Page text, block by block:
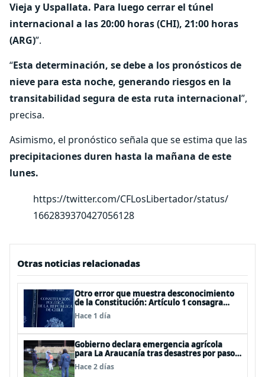
Vieja y Uspallata. Para luego cerrar el túnel
internacional a las 20:00 horas (CHI), 21:00 horas
(ARG)”.
“Esta determinación, se debe a los pronósticos de
nieve para esta noche, generando riesgos en la
transitabilidad segura de esta ruta internacional”,
precisa.
Asimismo, el pronóstico señala que se estima que las
precipitaciones duren hasta la mañana de este
lunes.
https://twitter.com/CFLosLibertador/status/
1662839370427056128
Otras noticias relacionadas
Otro error que muestra desconocimiento
de la Constitución: Artículo 1 consagra
resguardar la seguridad nacional y
proteger a los ciudadanos
Hace 1 día
Gobierno declara emergencia agrícola
para La Araucanía tras desastres por pasos
de sistemas frontales
Hace 2 días